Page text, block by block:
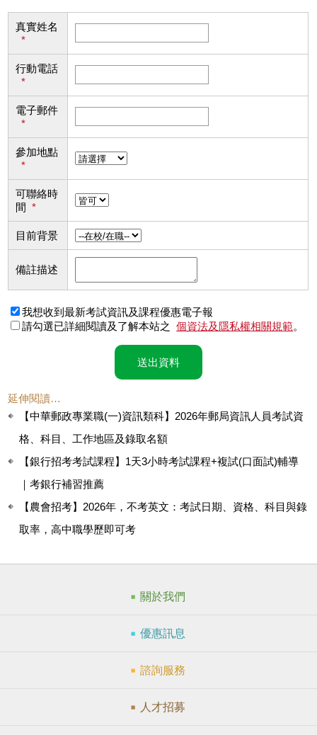
真實姓名
*
行動電話
*
電子郵件
*
參加地點
*
可聯絡時
間 *
目前背景
備註描述
我想收到最新考試資訊及課程優惠電子報
請勾選已詳細閱讀及了解本站之
個資法及隱私權相關規範。
送出資料
延伸閱讀…
【中華郵政專業職(一)資訊類科】2026年郵局資訊人員考試資
格、科目、工作地區及錄取名額
【銀行招考考試課程】1天3小時考試課程+複試(口面試)輔導
｜考銀行補習推薦
【農會招考】2026年，不考英文：考試日期、資格、科目與錄
取率，高中職學歷即可考
關於我們
優惠訊息
諮詢服務
人才招募